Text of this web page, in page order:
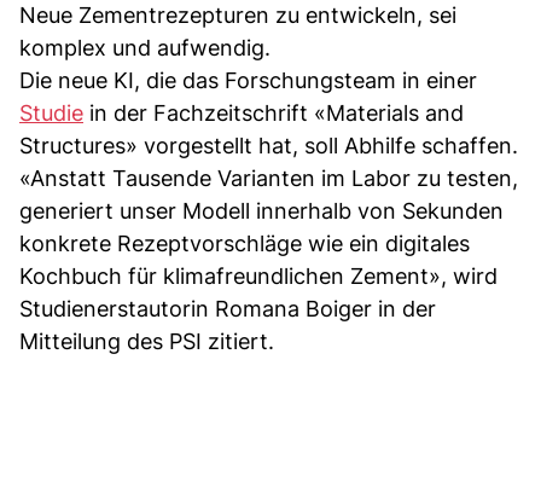
Neue Zementrezepturen zu entwickeln, sei
komplex und aufwendig.
Die neue KI, die das Forschungsteam in einer
Studie in der Fachzeitschrift «Materials and
Structures» vorgestellt hat, soll Abhilfe schaffen.
«Anstatt Tausende Varianten im Labor zu testen,
generiert unser Modell innerhalb von Sekunden
konkrete Rezeptvorschläge wie ein digitales
Kochbuch für klimafreundlichen Zement», wird
Studienerstautorin Romana Boiger in der
Mitteilung des PSI zitiert.